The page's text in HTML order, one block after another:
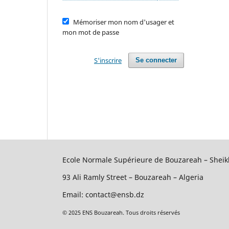
Mémoriser mon nom d'usager et
mon mot de passe
Se connecter
S'inscrire
Ecole Normale Supérieure de Bouzareah –
93 Ali Ramly Street – Bouzareah – Algeria
Email: contact@ensb.dz
© 2025 ENS Bouzareah. Tous droits réservés